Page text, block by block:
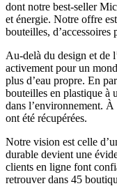
dont notre best-seller
et énergie. Notre offre
bouteilles, d’accessoires
Au-delà du design et de
activement pour un
plus d’eau propre. En
bouteilles en plastique à
dans l’environnement.
ont été récupérées.
Notre vision est celle
durable devient une
clients en ligne font
retrouver dans 45